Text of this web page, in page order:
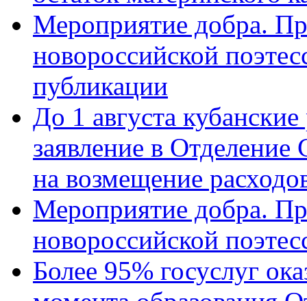
Мероприятие добра.
новороссийской
публикации
До 1 августа
заявление в
на возмещение
Мероприятие добра.
новороссийской
Более 95% госуслуг